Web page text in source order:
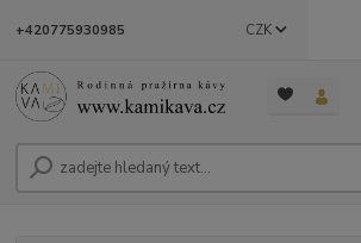
CZK
+420775930985